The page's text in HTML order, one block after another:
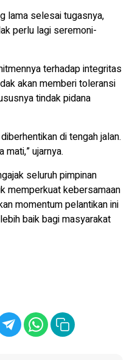
lama selesai tugasnya,
perlu lagi seremoni-
terhadap integritas
akan memberi toleransi
tindak pidana
di tengah jalan.
ujarnya.
seluruh pimpinan
memperkuat kebersamaan
momentum pelantikan ini
baik bagi masyarakat